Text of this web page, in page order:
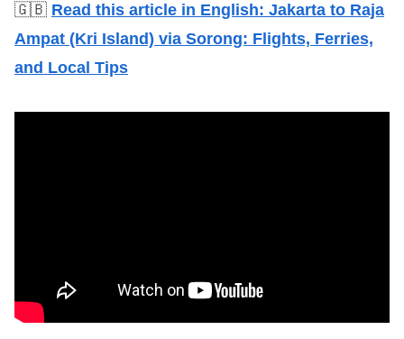
🇬🇧 Read this article in English: Jakarta to Raja
Ampat (Kri Island) via Sorong: Flights, Ferries,
and Local Tips